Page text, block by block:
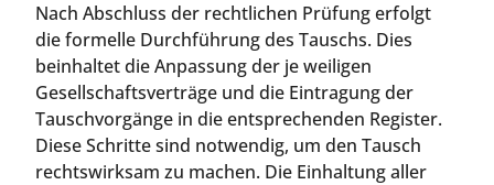
Nach Abschluss der rechtlichen Prüfung erfolgt
die formelle Durchführung des Tauschs. Dies
beinhaltet die Anpassung der je weiligen
Gesellschaftsverträge und die Eintragung der
Tauschvorgänge in die entsprechenden Register.
Diese Schritte sind notwendig, um den Tausch
rechtswirksam zu machen. Die Einhaltung aller